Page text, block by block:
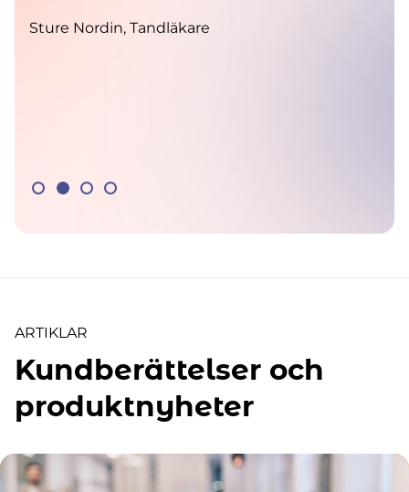
Sture Nordin, Tandläkare
ARTIKLAR
Kundberättelser och
produktnyheter